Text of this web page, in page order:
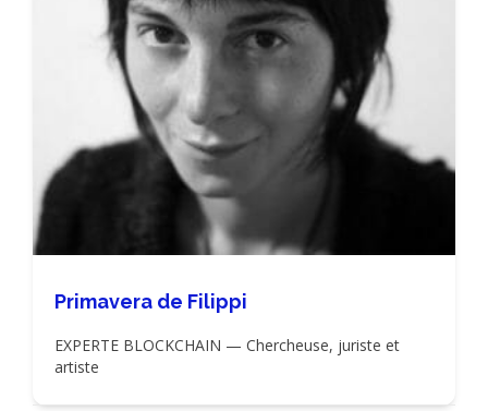
Primavera de Filippi
EXPERTE BLOCKCHAIN — Chercheuse, juriste et
artiste